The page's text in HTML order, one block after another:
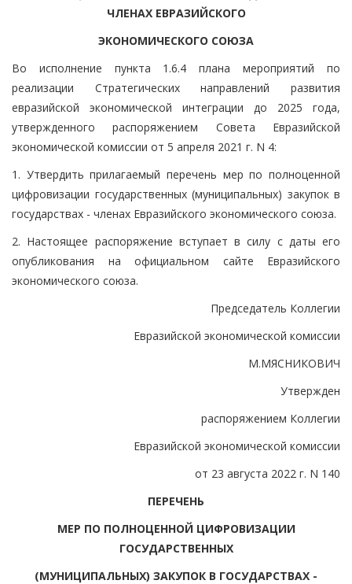
ЧЛЕНАХ ЕВРАЗИЙСКОГО
ЭКОНОМИЧЕСКОГО СОЮЗА
Во исполнение пункта 1.6.4 плана мероприятий по
реализации Стратегических направлений развития
евразийской экономической интеграции до 2025 года,
утвержденного распоряжением Совета Евразийской
экономической комиссии от 5 апреля 2021 г. N 4:
1. Утвердить прилагаемый перечень мер по полноценной
цифровизации государственных (муниципальных) закупок в
государствах - членах Евразийского экономического союза.
2. Настоящее распоряжение вступает в силу с даты его
опубликования на официальном сайте Евразийского
экономического союза.
Председатель Коллегии
Евразийской экономической комиссии
М.МЯСНИКОВИЧ
Утвержден
распоряжением Коллегии
Евразийской экономической комиссии
от 23 августа 2022 г. N 140
ПЕРЕЧЕНЬ
МЕР ПО ПОЛНОЦЕННОЙ ЦИФРОВИЗАЦИИ
ГОСУДАРСТВЕННЫХ
(МУНИЦИПАЛЬНЫХ) ЗАКУПОК В ГОСУДАРСТВАХ -